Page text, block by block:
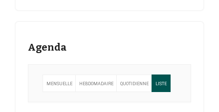
Agenda
MENSUELLE HEBDOMADAIRE QUOTIDIENNE LISTE